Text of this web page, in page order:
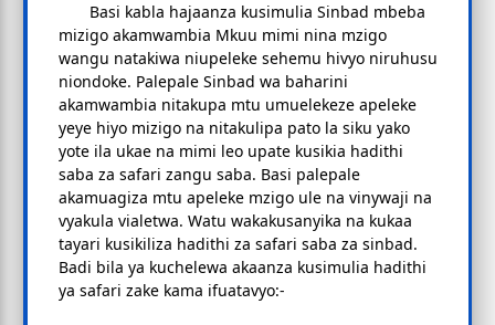
Basi kabla hajaanza kusimulia Sinbad mbeba
mizigo akamwambia Mkuu mimi nina mzigo
wangu natakiwa niupeleke sehemu hivyo niruhusu
niondoke. Palepale Sinbad wa baharini
akamwambia nitakupa mtu umuelekeze apeleke
yeye hiyo mizigo na nitakulipa pato la siku yako
yote ila ukae na mimi leo upate kusikia hadithi
saba za safari zangu saba. Basi palepale
akamuagiza mtu apeleke mzigo ule na vinywaji na
vyakula vialetwa. Watu wakakusanyika na kukaa
tayari kusikiliza hadithi za safari saba za sinbad.
Badi bila ya kuchelewa akaanza kusimulia hadithi
ya safari zake kama ifuatavyo:-